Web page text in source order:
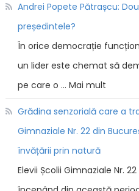
Andrei Popete Pătrașcu:
președintele?
În orice democrație
un lider este chemat să
pe care o … Mai mult
Grădina senzorială care a
Gimnaziale Nr. 22 din
învățării prin natură
Elevii Școlii Gimnaziale Nr.